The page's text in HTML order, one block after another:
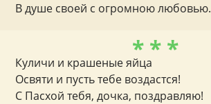
В душе своей с огромною любовью.
* * *
Куличи и крашеные яйца
Освяти и пусть тебе воздастся!
С Пасхой тебя, дочка, поздравляю!